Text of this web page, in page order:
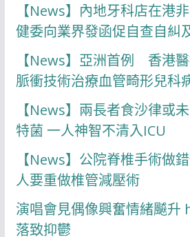
【News】內地牙科店在
健委向業界發函促自查自糾
【News】亞洲首例 香港
脈衝技術治療血管畸形兒科
【News】兩長者食沙律或
特菌 一人神智不清入ICU
【News】公院脊椎手術做
人要重做椎管減壓術
演唱會見偶像興奮情緒飇升
落致抑鬱